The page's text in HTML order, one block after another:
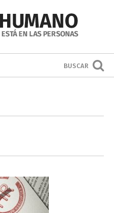
BUSCAR